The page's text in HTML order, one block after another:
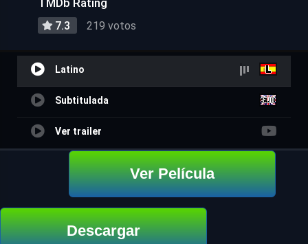
TMDb Rating
7.3 219 votos
Latino
Subtitulada
Ver trailer
Ver Película
Descargar